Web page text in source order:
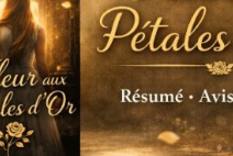
Romance
Dear You